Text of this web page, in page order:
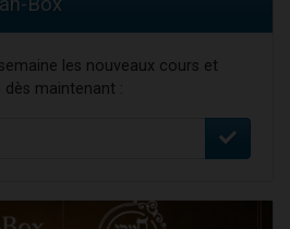
les nouveaux cours et
maintenant :